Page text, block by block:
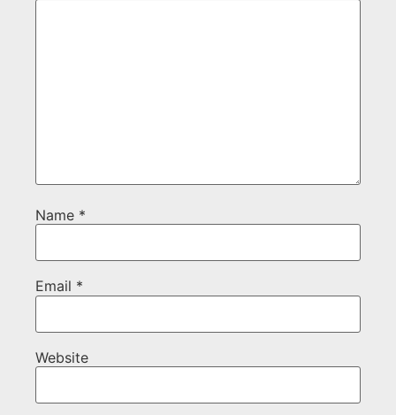
Name *
Email *
Website